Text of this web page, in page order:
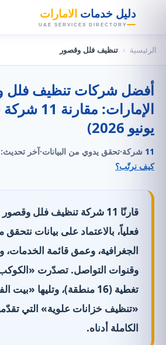
دليل خدمات الامارات
UAE SERVICES DIRECTORY
الرئيسية ‹ تنظيف فلل وقصور
أفضل شركات تنظيف فلل
يونيو 2026)
11 شركة·تحقق يدوي من البيانات·آخر تحديث:
كيف نرتّب؟
قارنّا 11 شركة تنظيف فلل
فعلياً، بالاعتماد على بيانات نتحقق
الجغرافية، وعمق قائمة
وقنوات التواصل. تصدّرت
تغطية (16 منطقة)، وتليها
«تنظيف خزانات علوية» التي
الكاملة أدناه.